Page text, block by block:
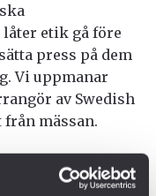
etik gå före
press på dem
Vi uppmanar
av Swedish
från mässan.